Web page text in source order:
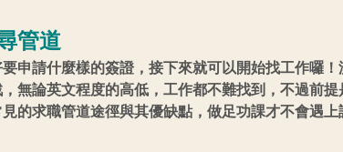
管道
申請什麼樣的簽證，接下來就可以開始找工作囉
無論英文程度的高低，工作都不難找到，不過前
的求職管道途徑與其優缺點，做足功課才不會遇上